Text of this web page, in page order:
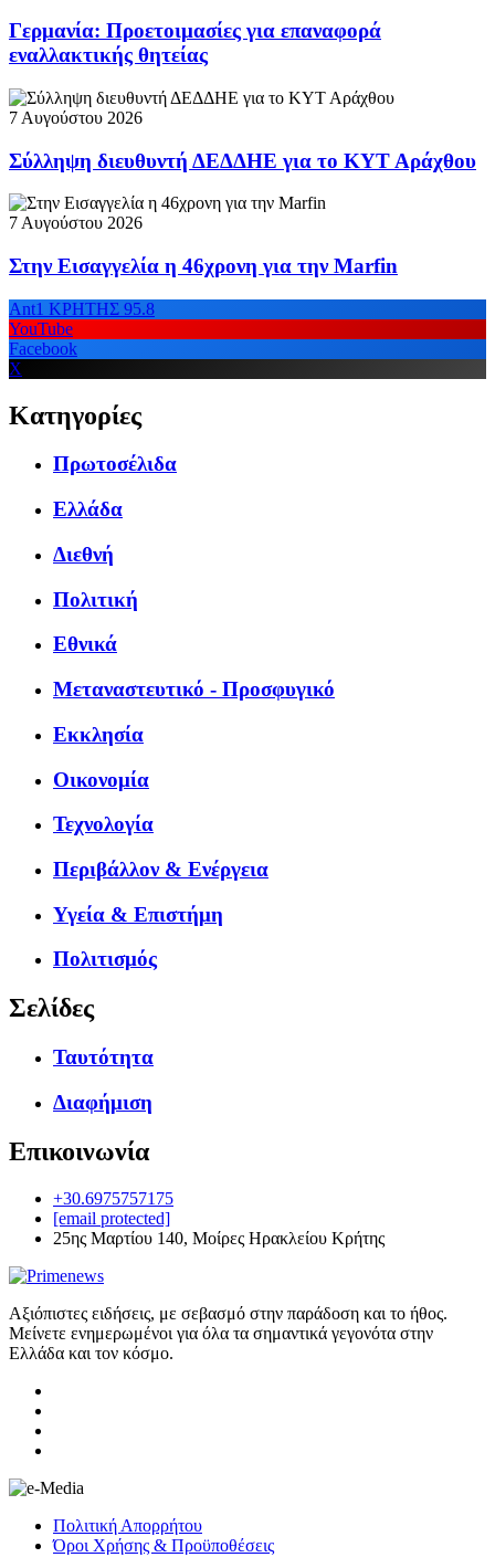
Γερμανία: Προετοιμασίες για επαναφορά
εναλλακτικής θητείας
7 Αυγούστου 2026
Σύλληψη διευθυντή ΔΕΔΔΗΕ για το ΚΥΤ Αράχθου
7 Αυγούστου 2026
Στην Εισαγγελία η 46χρονη για την Marfin
Ant1 ΚΡΗΤΗΣ 95.8
YouTube
Facebook
X
Κατηγορίες
Πρωτοσέλιδα
Ελλάδα
Διεθνή
Πολιτική
Εθνικά
Μεταναστευτικό - Προσφυγικό
Εκκλησία
Οικονομία
Τεχνολογία
Περιβάλλον & Ενέργεια
Υγεία & Επιστήμη
Πολιτισμός
Σελίδες
Ταυτότητα
Διαφήμιση
Επικοινωνία
+30.6975757175
[email protected]
25ης Μαρτίου 140, Μοίρες Ηρακλείου Κρήτης
Αξιόπιστες ειδήσεις, με σεβασμό στην παράδοση και το ήθος.
Μείνετε ενημερωμένοι για όλα τα σημαντικά γεγονότα στην
Ελλάδα και τον κόσμο.
Πολιτική Απορρήτου
Όροι Χρήσης & Προϋποθέσεις